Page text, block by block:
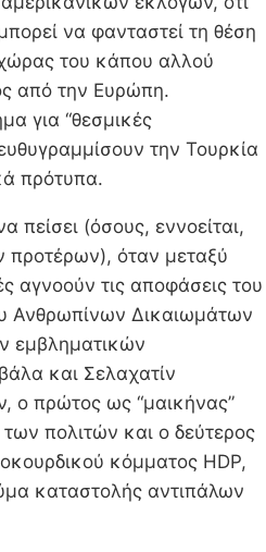
να φανταστεί τη θέση
του κάπου αλλού
από την Ευρώπη.
για “θεσμικές
την Τουρκία
πρότυπα.
πείσει (όσους, εννοείται,
προτέρων), όταν μεταξύ
αγνοούν τις αποφάσεις του
Ανθρωπίνων Δικαιωμάτων
εμβληματικών
και Σελαχατίν
ο πρώτος ως “μαικήνας”
πολιτών και ο δεύτερος
κόμματος HDP,
καταστολής αντιπάλων